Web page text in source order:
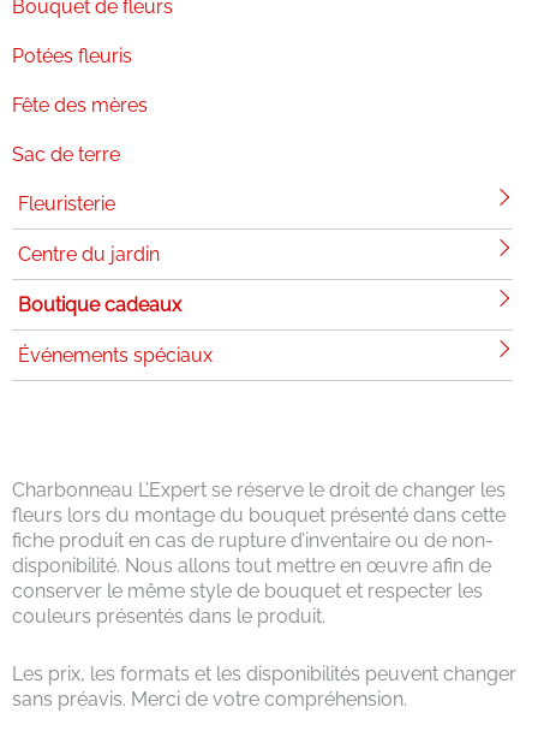
Bouquet de fleurs
Potées fleuris
Fête des mères
Sac de terre
Fleuristerie
Centre du jardin
Boutique cadeaux
Événements spéciaux
Charbonneau L’Expert se réserve le droit de changer les
fleurs lors du montage du bouquet présenté dans cette
fiche produit en cas de rupture d’inventaire ou de non-
disponibilité. Nous allons tout mettre en œuvre afin de
conserver le même style de bouquet et respecter les
couleurs présentés dans le produit.
Les prix, les formats et les disponibilités peuvent changer
sans préavis. Merci de votre compréhension.